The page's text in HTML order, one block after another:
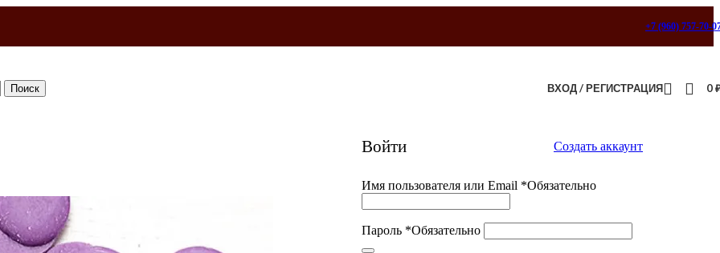
+7 (960) 757-70-
Поиск ВХОД / РЕГИСТРАЦИЯ
Войти Создать аккаунт
Имя пользователя или Email *Обязательно
Пароль *Обязательно
0